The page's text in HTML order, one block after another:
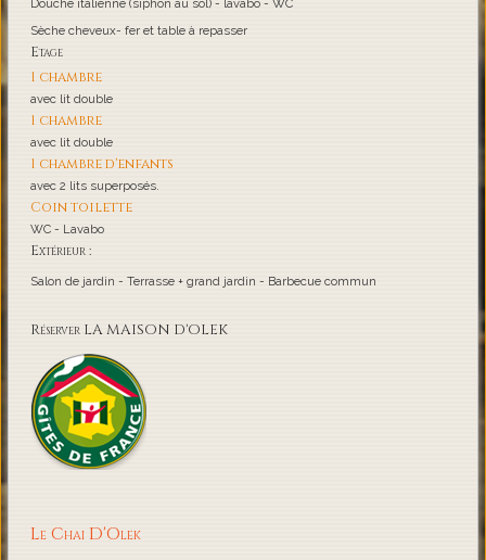
Douche italienne (siphon au sol) - lavabo - WC
Sèche cheveux- fer et table à repasser
Etage
1 chambre
avec lit double
1 chambre
avec lit double
1 chambre d'enfants
avec 2 lits superposés.
Coin toilette
WC - Lavabo
Extérieur :
Salon de jardin - Terrasse + grand jardin - Barbecue commun
Réserver LA MAISON D'OLEK
Le Chai D'Olek